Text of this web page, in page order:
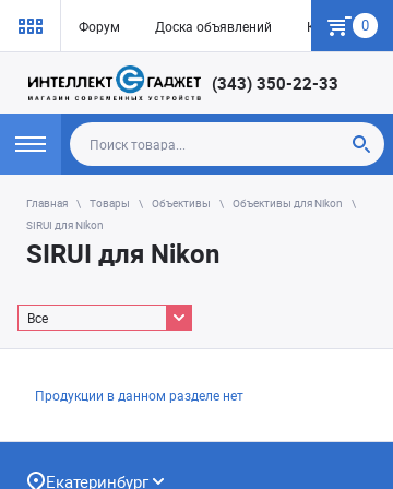
Форум Доска объявлений Как купить
0
(343) 350-22-33
Главная Товары Объективы
Объективы для Nikon
SIRUI для Nikon
SIRUI для Nikon
Все
Продукции в данном разделе нет
Екатеринбург